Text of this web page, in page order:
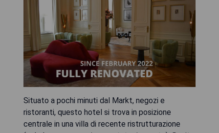
Situato a pochi minuti dal Markt, negozi e
ristoranti, questo hotel si trova in posizione
centrale in una villa di recente ristrutturazione